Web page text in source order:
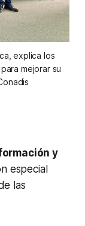
explica los
mejorar su
y
especial
las